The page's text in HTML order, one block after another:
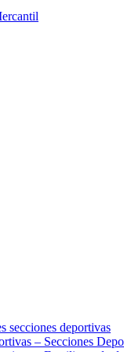
secciones deportivas
– Secciones